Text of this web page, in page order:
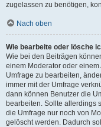
zugelassen zu benötigen,
Nach oben
Wie bearbeite oder lösche
Wie bei den Beiträgen
einem Moderator oder
Umfrage zu bearbeiten,
immer mit der Umfrage
dann können Benutzer die
bearbeiten. Sollte allerdings
die Umfrage nur noch von
gelöscht werden. Dadurch